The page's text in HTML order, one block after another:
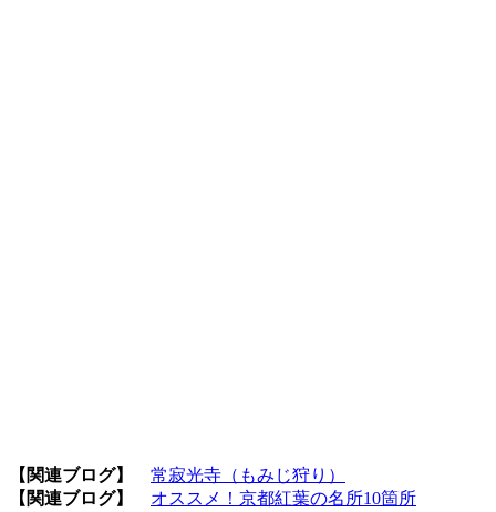
【関連ブログ】
常寂光寺（もみじ狩り）
【関連ブログ】
オススメ！京都紅葉の名所10箇所